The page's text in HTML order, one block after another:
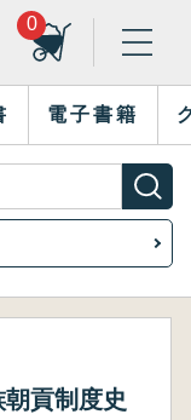
0
電子書籍
貢制度史